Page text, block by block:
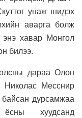
унаж шидэх
аварга болж
энэ хавар Монгол
билээ.
дараа Олон
Николас Месснир
дурсамжаа
хуудсанд